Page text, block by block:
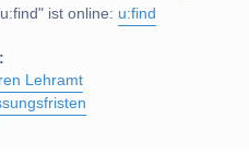
ist online: u:find
Lehramt